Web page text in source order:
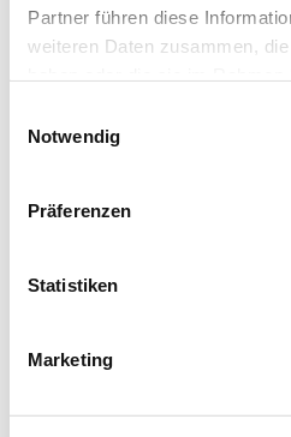
Partner führen diese
weiteren Daten zusammen,
Notwendig
Präferenzen
Statistiken
Marketing